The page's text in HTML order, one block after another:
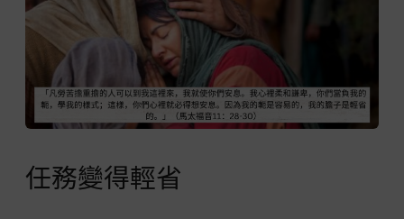
任務變得輕省